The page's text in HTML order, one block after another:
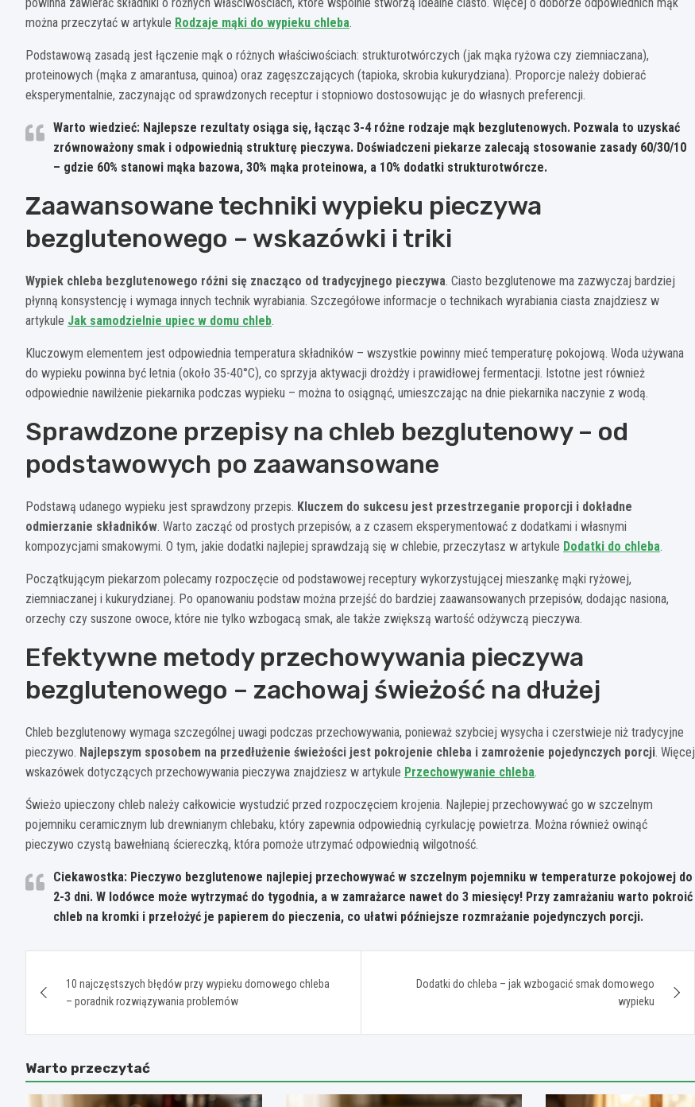
można przeczytać w artykule Rodzaje mąki do wypieku chleba.
Podstawową zasadą jest łączenie mąk o różnych właściwościach: strukturotwórczych (jak mąka ryżowa czy ziemniaczana),
proteinowych (mąka z amarantusa, quinoa) oraz zagęszczających (tapioka, skrobia kukurydziana). Proporcje należy dobierać
eksperymentalnie, zaczynając od sprawdzonych receptur i stopniowo dostosowując je do własnych preferencji.
Warto wiedzieć: Najlepsze rezultaty osiąga się, łącząc 3-4 różne rodzaje mąk bezglutenowych. Pozwala to uzyskać
zrównoważony smak i odpowiednią strukturę pieczywa. Doświadczeni piekarze zalecają stosowanie zasady 60/30/10
– gdzie 60% stanowi mąka bazowa, 30% mąka proteinowa, a 10% dodatki strukturotwórcze.
Zaawansowane techniki wypieku pieczywa
bezglutenowego – wskazówki i triki
Wypiek chleba bezglutenowego różni się znacząco od tradycyjnego pieczywa. Ciasto bezglutenowe ma zazwyczaj bardziej
płynną konsystencję i wymaga innych technik wyrabiania. Szczegółowe informacje o technikach wyrabiania ciasta znajdziesz w
artykule Jak samodzielnie upiec w domu chleb.
Kluczowym elementem jest odpowiednia temperatura składników – wszystkie powinny mieć temperaturę pokojową. Woda używana
do wypieku powinna być letnia (około 35-40°C), co sprzyja aktywacji drożdży i prawidłowej fermentacji. Istotne jest również
odpowiednie nawilżenie piekarnika podczas wypieku – można to osiągnąć, umieszczając na dnie piekarnika naczynie z wodą.
Sprawdzone przepisy na chleb bezglutenowy – od
podstawowych po zaawansowane
Podstawą udanego wypieku jest sprawdzony przepis. Kluczem do sukcesu jest przestrzeganie proporcji i dokładne
odmierzanie składników. Warto zacząć od prostych przepisów, a z czasem eksperymentować z dodatkami i własnymi
kompozycjami smakowymi. O tym, jakie dodatki najlepiej sprawdzają się w chlebie, przeczytasz w artykule Dodatki do chleba.
Początkującym piekarzom polecamy rozpoczęcie od podstawowej receptury wykorzystującej mieszankę mąki ryżowej,
ziemniaczanej i kukurydzianej. Po opanowaniu podstaw można przejść do bardziej zaawansowanych przepisów, dodając nasiona,
orzechy czy suszone owoce, które nie tylko wzbogacą smak, ale także zwiększą wartość odżywczą pieczywa.
Efektywne metody przechowywania pieczywa
bezglutenowego – zachowaj świeżość na dłużej
Chleb bezglutenowy wymaga szczególnej uwagi podczas przechowywania, ponieważ szybciej wysycha i czerstwieje niż tradycyjne
pieczywo. Najlepszym sposobem na przedłużenie świeżości jest pokrojenie chleba i zamrożenie pojedynczych porcji. Więcej
wskazówek dotyczących przechowywania pieczywa znajdziesz w artykule Przechowywanie chleba.
Świeżo upieczony chleb należy całkowicie wystudzić przed rozpoczęciem krojenia. Najlepiej przechowywać go w szczelnym
pojemniku ceramicznym lub drewnianym chlebaku, który zapewnia odpowiednią cyrkulację powietrza. Można również owinąć
pieczywo czystą bawełnianą ściereczką, która pomoże utrzymać odpowiednią wilgotność.
Ciekawostka: Pieczywo bezglutenowe najlepiej przechowywać w szczelnym pojemniku w temperaturze pokojowej do
2-3 dni. W lodówce może wytrzymać do tygodnia, a w zamrażarce nawet do 3 miesięcy! Przy zamrażaniu warto pokroić
chleb na kromki i przełożyć je papierem do pieczenia, co ułatwi późniejsze rozmrażanie pojedynczych porcji.
wpisu
10 najczęstszych błędów przy wypieku domowego chleba
– poradnik rozwiązywania problemów
Dodatki do chleba – jak wzbogacić smak domowego
wypieku
Warto przeczytać